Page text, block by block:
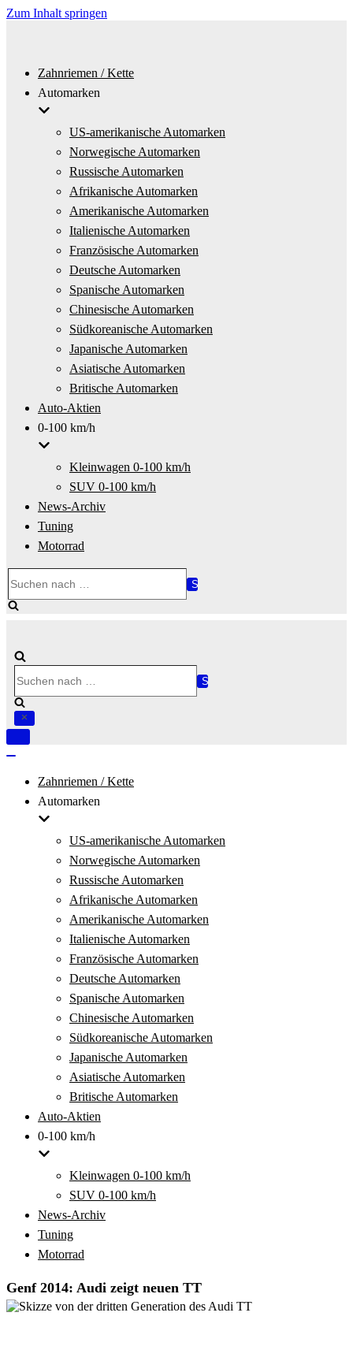
Zum Inhalt springen
Zahnriemen / Kette
Automarken
US-amerikanische Automarken
Norwegische Automarken
Russische Automarken
Afrikanische Automarken
Amerikanische Automarken
Italienische Automarken
Französische Automarken
Deutsche Automarken
Spanische Automarken
Chinesische Automarken
Südkoreanische Automarken
Japanische Automarken
Asiatische Automarken
Britische Automarken
Auto-Aktien
0-100 km/h
Kleinwagen 0-100 km/h
SUV 0-100 km/h
News-Archiv
Tuning
Motorrad
nach …
nach …
Navigation
Zahnriemen / Kette
Automarken
US-amerikanische Automarken
Norwegische Automarken
Russische Automarken
Afrikanische Automarken
Amerikanische Automarken
Italienische Automarken
Französische Automarken
Deutsche Automarken
Spanische Automarken
Chinesische Automarken
Südkoreanische Automarken
Japanische Automarken
Asiatische Automarken
Britische Automarken
Auto-Aktien
0-100 km/h
Kleinwagen 0-100 km/h
SUV 0-100 km/h
News-Archiv
Tuning
Motorrad
Genf 2014: Audi zeigt neuen TT